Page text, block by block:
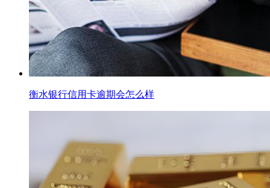
衡水银行信用卡逾期会怎么样